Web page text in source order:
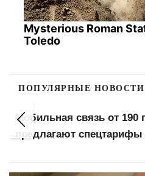
Mysterious Roman
Toledo
ПОПУЛЯРНЫЕ НОВОСТИ
Мобильная связь от 190
предлагают